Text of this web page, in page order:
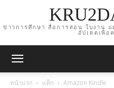
ข่าวการศึกษา สื่อการสอน ใบงาน
อัปเดตเพื่อ
หน้าแรก แท็ก Amazon Kindle